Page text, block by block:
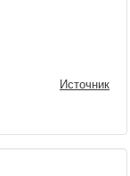
Источник